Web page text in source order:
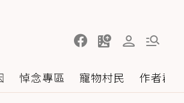
悼念專區 寵物村民 作者群